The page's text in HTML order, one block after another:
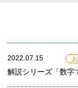
2022.07.15
解説シリーズ「数